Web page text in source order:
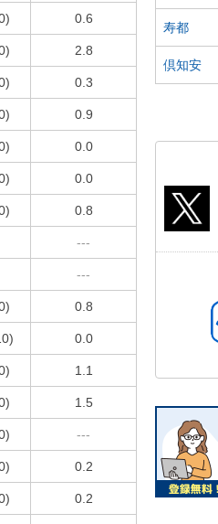
0.6
2.8
0.3
0.9
0.0
0.0
0.8
---
---
0.8
0.0
1.1
1.5
---
0.2
0.2
寿都
倶知安